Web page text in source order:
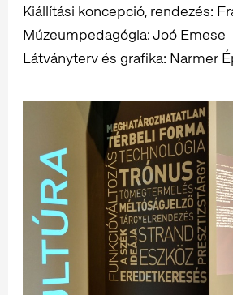
Kiállítási koncepció, rendezés:
Múzeumpedagógia: Joó Emese
Látványterv és grafika: Narmer